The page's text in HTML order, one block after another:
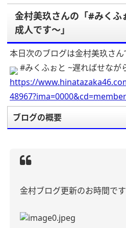
金村美玖さんの「#みくふ
成人です〜」
本日次のブログは金村美玖さん
#みくふぉと ~遅ればせなが
https://
48967?ima=0000&cd=member
ブログの概要
金村ブログ更新のお時間で